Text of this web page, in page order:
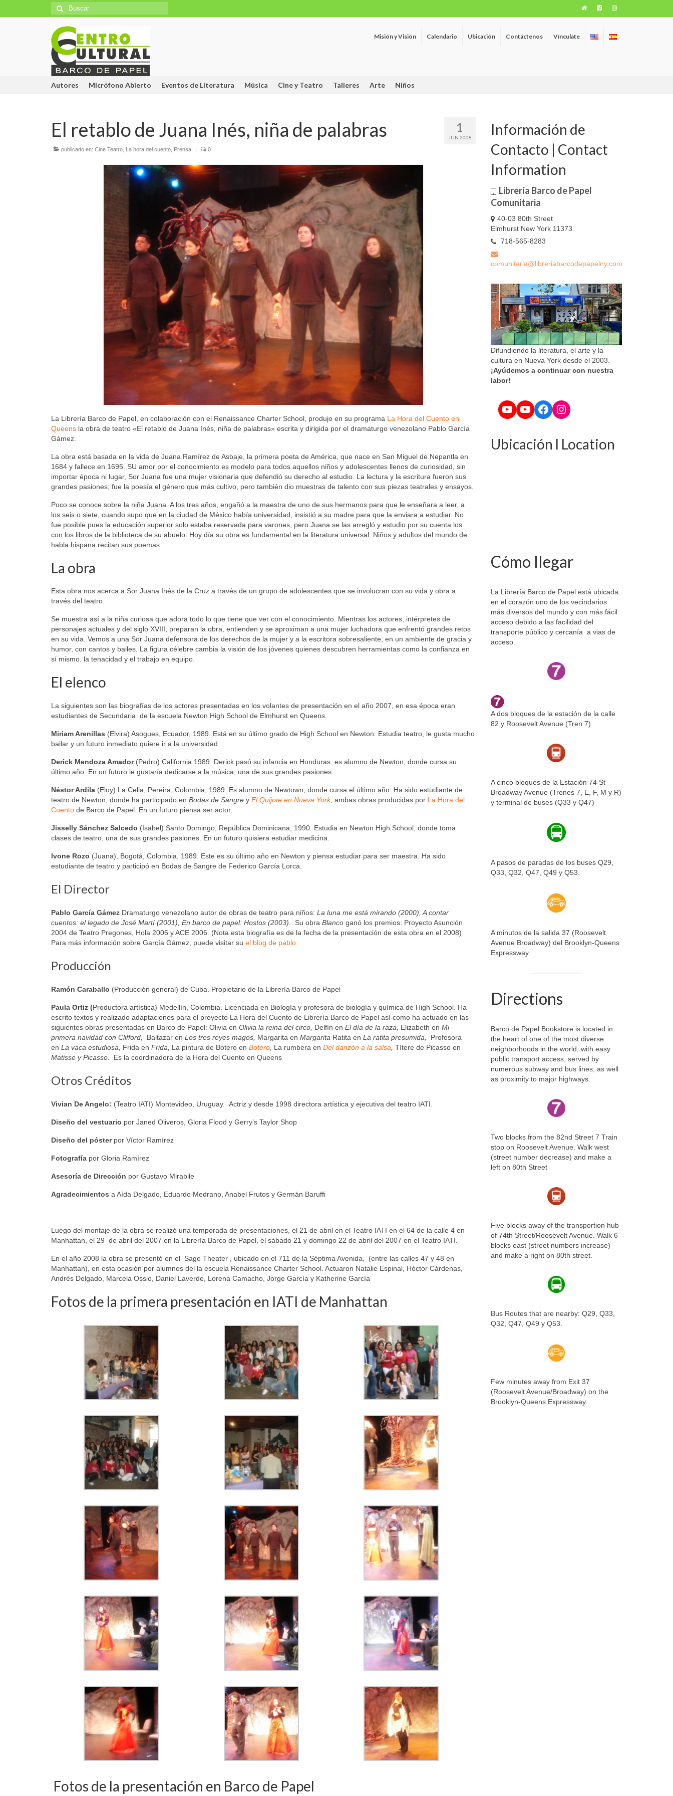
Búsqueda
para:
Misión y Visión Calendario Ubicación Contáctenos Vínculate
Autores Micrófono Abierto Eventos de Literatura Música Cine y Teatro Talleres Arte Niños
1
JUN 2008
El retablo de Juana Inés, niña de palabras
publicado en: Cine Teatro La hora del cuento Prensa | 0
La Librería Barco de Papel, en colaboración con el Renaissance Charter School, produjo en su programa La Hora del Cuento en
Queens la obra de teatro «El retablo de Juana Inés, niña de palabras» escrita y dirigida por el dramaturgo venezolano Pablo García
Gámez.
La obra está basada en la vida de Juana Ramírez de Asbaje, la primera poeta de América, que nace en San Miguel de Nepantla en
1684 y fallece en 1695. SU amor por el conocimiento es modelo para todos aquellos niños y adolescentes llenos de curiosidad, sin
importar época ni lugar, Sor Juana fue una mujer visionaria que defendió su derecho al estudio. La lectura y la escritura fueron sus
grandes pasiones; fue la poesía el género que más cultivo, pero también dio muestras de talento con sus piezas teatrales y ensayos.
Poco se conoce sobre la niña Juana. A los tres años, engañó a la maestra de uno de sus hermanos para que le enseñara a leer, a
los seis o siete, cuando supo que en la ciudad de México había universidad, insistió a su madre para que la enviara a estudiar. No
fue posible pues la educación superior solo estaba reservada para varones, pero Juana se las arregló y estudio por su cuenta los
con los libros de la biblioteca de su abuelo. Hoy día su obra es fundamental en la literatura universal. Niños y adultos del mundo de
habla hispana recitan sus poemas.
La obra
Esta obra nos acerca a Sor Juana Inés de la Cruz a través de un grupo de adolescentes que se involucran con su vida y obra a
través del teatro.
Se muestra así a la niña curiosa que adora todo lo que tiene que ver con el conocimiento. Mientras los actores, intérpretes de
personajes actuales y del siglo XVIII, preparan la obra, entienden y se aproximan a una mujer luchadora que enfrentó grandes retos
en su vida. Vemos a una Sor Juana defensora de los derechos de la mujer y a la escritora sobresaliente, en un ambiente de gracia y
humor, con cantos y bailes. La figura célebre cambia la visión de los jóvenes quienes descubren herramientas como la confianza en
sí mismo. la tenacidad y el trabajo en equipo.
El elenco
La siguientes son las biografías de los actores presentadas en los volantes de presentación en el año 2007, en esa época eran
estudiantes de Secundaria de la escuela Newton High School de Elmhurst en Queens.
Miriam Arenillas (Elvira) Asogues, Ecuador, 1989. Está en su último grado de High School en Newton. Estudia teatro, le gusta mucho
bailar y un futuro inmediato quiere ir a la universidad
Derick Mendoza Amador(Pedro) California 1989. Derick pasó su infancia en Honduras. es alumno de Newton, donde cursa su
último año. En un futuro le gustaría dedicarse a la música, una de sus grandes pasiones.
Néstor Ardila (Eloy) La Celia, Pereira, Colombia, 1989. Es alumno de Newtown, donde cursa el último año. Ha sido estudiante de
teatro de Newton, donde ha participado en Bodas de Sangre y El Quijote en Nueva York, ambas obras producidas por La Hora del
Cuento de Barco de Papel. En un futuro piensa ser actor.
Jisselly Sánchez Salcedo (Isabel) Santo Domingo, República Dominicana, 1990. Estudia en Newton High School, donde toma
clases de teatro, una de sus grandes pasiones. En un futuro quisiera estudiar medicina.
Ivone Rozo (Juana), Bogotá, Colombia, 1989. Este es su último año en Newton y piensa estudiar para ser maestra. Ha sido
estudiante de teatro y participó en Bodas de Sangre de Federico García Lorca.
El Director
Pablo García Gámez Dramaturgo venezolano autor de obras de teatro para niños: La luna me está mirando (2000), A contar
cuentos: el legado de José Martí (2001), En barco de papel: Hostos (2003).
Su obra Blanco ganó los premios: Proyecto Asunción
2004 de Teatro Pregones, Hola 2006 y ACE 2006. (Nota esta biografía es de la fecha de la presentación de esta obra en el 2008)
Para más información sobre García Gámez, puede visitar su el blog de pablo
Producción
Ramón Caraballo (Producción general) de Cuba. Propietario de la Librería Barco de Papel
Paula Ortiz (Productora artística) Medellín, Colombia. Licenciada en Biología y profesora de biología y química de High School. Ha
escrito textos y realizado adaptaciones para el proyecto La Hora del Cuento de Librería Barco de Papel así como ha actuado en las
siguientes obras presentadas en Barco de Papel: Olivia en Olivia la reina del circo, Delfín en El día de la raza, Elizabeth en Mi
primera navidad con Clifford,
Baltazar en Los tres reyes magos, Margarita en Margarita Ratita en La ratita presumida,
Profesora
en La vaca estudiosa, Frida en Frida, La pintura de Botero en Botero, La rumbera en Del danzón a la salsa, Títere de Picasso en
Matisse y Picasso.
Es la coordinadora de la Hora del Cuento en Queens
Otros Créditos
Vivian De Angelo: (Teatro IATI) Montevideo, Uruguay. Actriz y desde 1998 directora artística y ejecutiva del teatro IATI.
Diseño del vestuario por Janed Oliveros, Gloria Flood y Gerry’s Taylor Shop
Diseño del pósterpor Víctor Ramírez
Fotografía por Gloria Ramírez
Asesoría de Dirección por Gustavo Mirabile
Agradecimientos a Aída Delgado, Eduardo Medrano, Anabel Frutos y Germán Baruffi
Luego del montaje de la obra se realizó una temporada de presentaciones, el 21 de abril en el Teatro IATI en el 64 de la calle 4 en
Manhattan, el 29 de abril del 2007 en la Librería Barco de Papel, el sábado 21 y domingo 22 de abril del 2007 en el Teatro IATI.
En el año 2008 la obra se presentó en el Sage Theater , ubicado en el 711 de la Séptima Avenida, (entre las calles 47 y 48 en
Manhattan), en esta ocasión por alumnos del la escuela Renaissance Charter School. Actuaron Natalie Espinal, Héctor Cárdenas,
Andrés Delgado, Marcela Ossio, Daniel Laverde, Lorena Camacho, Jorge García y Katherine García
Fotos de la primera presentación en IATI de Manhattan
Fotos de la presentación en Barco de Papel
Información de
Contacto | Contact
Information
Librería Barco de Papel
Comunitaria
40-03 80th Street
Elmhurst New York 11373
718-565-8283
comunitaria@libreriabarcodepapelny.com
Difundiendo la literatura, el arte y la
cultura en Nueva York desde el 2003.
¡Ayúdemos a continuar con nuestra
labor!
YouTube
YouTube
Facebook
Instagram
Ubicación l Location
Cómo llegar
La Librería Barco de Papel está ubicada
en el corazón uno de los vecindarios
más diversos del mundo y con más fácil
acceso debido a las facilidad del
transporte público y cercanía a vias de
acceso.
A dos bloques de la estación de la calle
82 y Roosevelt Avenue (Tren 7)
A cinco bloques de la Estación 74 St
Broadway Avenue (Trenes 7, E, F, M y R)
y terminal de buses (Q33 y Q47)
A pasos de paradas de los buses Q29,
Q33, Q32, Q47, Q49 y Q53.
A minutos de la salida 37 (Roosevelt
Avenue Broadway) del Brooklyn-Queens
Expressway
Directions
Barco de Papel Bookstore is located in
the heart of one of the most diverse
neighborhoods in the world, with easy
public transport access, served by
numerous subway and bus lines, as well
as proximity to major highways.
Two blocks from the 82nd Street 7 Train
stop on Roosevelt Avenue. Walk west
(street number decrease) and make a
left on 80th Street
Five blocks away of the transportion hub
of 74th Street/Roosevelt Avenue. Walk 6
blocks east (street numbers increase)
and make a right on 80th street.
Bus Routes that are nearby: Q29, Q33,
Q32, Q47, Q49 y Q53.
Few minutes away from Exit 37
(Roosevelt Avenue/Broadway) on the
Brooklyn-Queens Expressway.